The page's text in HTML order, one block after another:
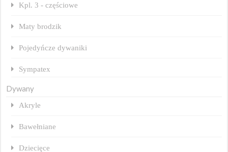
Kpl. 3 - częściowe
Maty brodzik
Pojedyńcze dywaniki
Sympatex
Dywany
Akryle
Bawełniane
Dziecięce